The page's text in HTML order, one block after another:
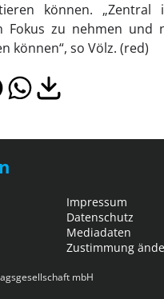
können.
Fokus zu nehmen und
können“, so Völz. (red)
Impressum
Datenschutz
Mediadaten
Zustimmung
mbH